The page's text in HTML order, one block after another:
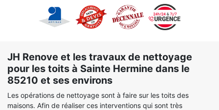
JH Renove et les travaux de nettoyage
pour les toits à Sainte Hermine dans le
85210 et ses environs
Les opérations de nettoyage sont à faire sur les toits des
maisons. Afin de réaliser ces interventions qui sont très